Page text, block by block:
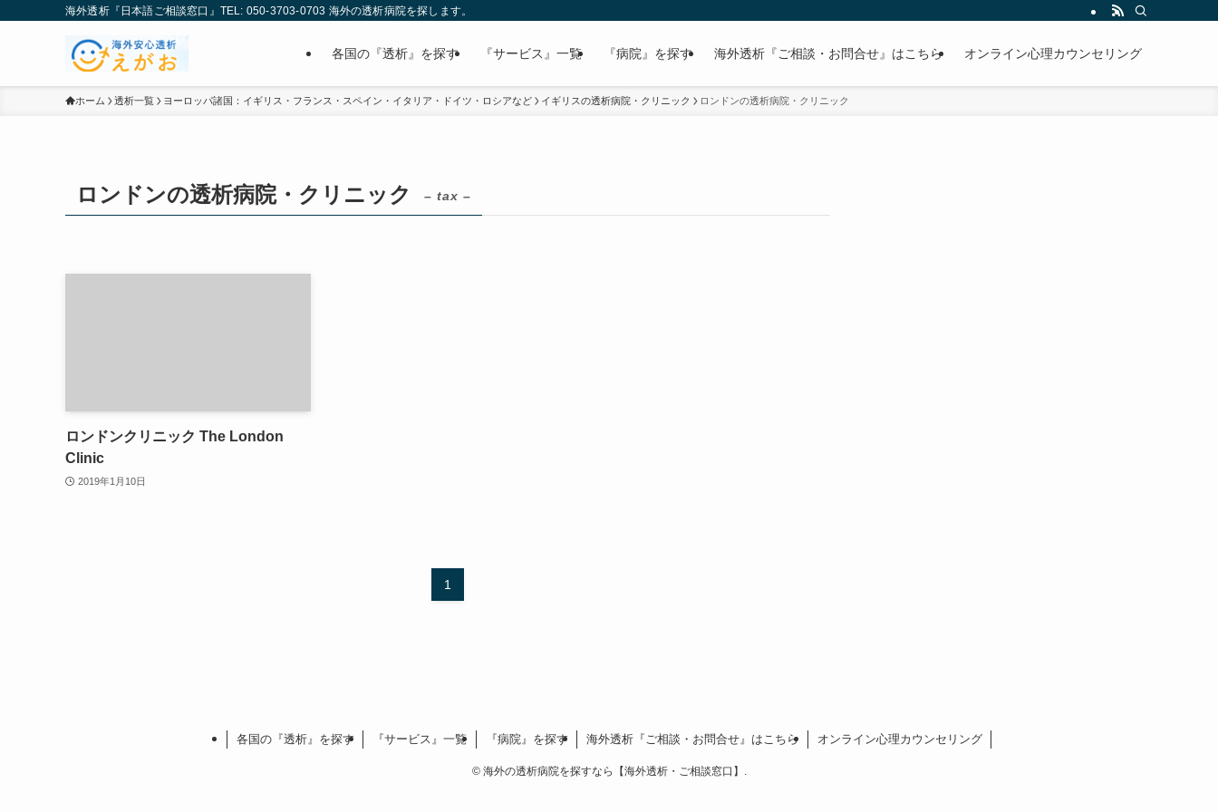
海外透析『日本語ご相談窓口』TEL: 050-3703-0703 海外の透析病院を探します。
各国の『透析』を探す 『サービス』一覧 『病院』を探す 海外透析『ご相談・お問合せ』はこちら オンライン心理カウンセリング
ホーム 透析一覧 ヨーロッパ諸国：イギリス・フランス・スペイン・イタリア・ドイツ・ロシアなど イギリスの透析病院・クリニック ロンドンの透析病院・クリニック
ロンドンの透析病院・クリニック – tax –
ロンドンクリニック The London
Clinic
2019年1月10日
1
各国の『透析』を探す 『サービス』一覧 『病院』を探す 海外透析『ご相談・お問合せ』はこちら オンライン心理カウンセリング
©海外の透析病院を探すなら【海外透析・ご相談窓口】.